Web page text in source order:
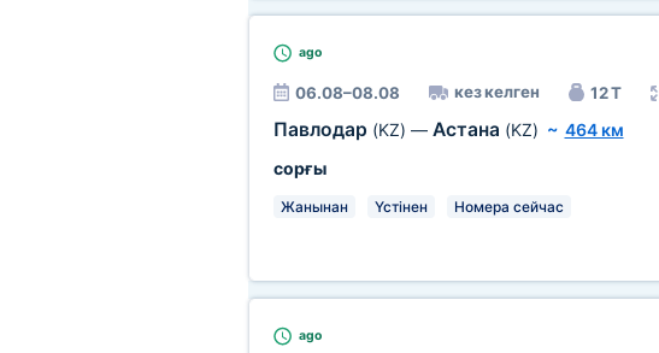
ago
06.08–08.08 кез келген 12 Т
Павлодар (KZ) — Астана (KZ) ~ 464 км
сорғы
Жанынан Үстінен Номера сейчас
ago